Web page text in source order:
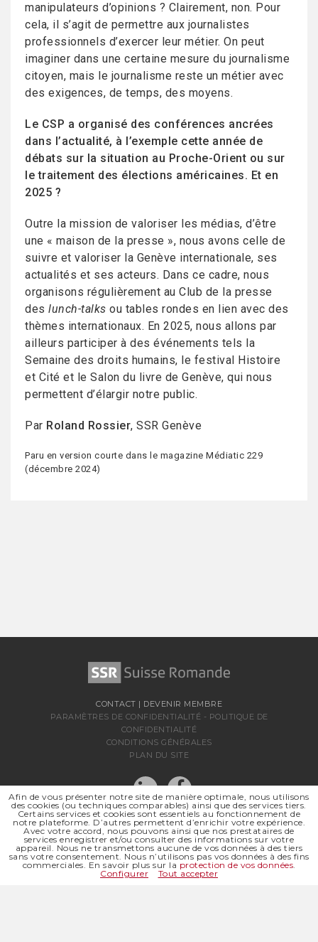
manipulateurs d’opinions ? Clairement, non. Pour
cela, il s’agit de permettre aux journalistes
professionnels d’exercer leur métier. On peut
imaginer dans une certaine mesure du journalisme
citoyen, mais le journalisme reste un métier avec
des exigences, de temps, des moyens.
Le CSP a organisé des conférences ancrées
dans l’actualité, à l’exemple cette année de
débats sur la situation au Proche-Orient ou sur
le traitement des élections américaines. Et en
2025 ?
Outre la mission de valoriser les médias, d’être
une « maison de la presse », nous avons celle de
suivre et valoriser la Genève internationale, ses
actualités et ses acteurs. Dans ce cadre, nous
organisons régulièrement au Club de la presse
des lunch-talks ou tables rondes en lien avec des
thèmes internationaux. En 2025, nous allons par
ailleurs participer à des événements tels la
Semaine des droits humains, le festival Histoire
et Cité et le Salon du livre de Genève, qui nous
permettent d’élargir notre public.
Par Roland Rossier, SSR Genève
Paru en version courte dans le magazine Médiatic 229
(décembre 2024)
CONTACT | DEVENIR MEMBRE
PARAMÈTRES DE CONFIDENTIALITÉ - POLITIQUE DE
CONFIDENTIALITÉ
CONDITIONS GÉNÉRALES
PLAN DU SITE
SSR SUISSE ROMANDE
SOCIÉTÉ RÉGIONALE DE
Afin de vous présenter notre site de manière optimale, nous utilisons
des cookies (ou techniques comparables) ainsi que des services tiers.
Certains services et cookies sont essentiels au fonctionnement de
notre plateforme. D’autres permettent d’enrichir votre expérience.
Avec votre accord, nous pouvons ainsi que nos prestataires de
services enregistrer et/ou consulter des informations sur votre
appareil. Nous ne transmettons aucune de vos données à des tiers
sans votre consentement. Nous n’utilisons pas vos données à des fins
commerciales. En savoir plus sur la protection de vos données.
Configurer
Tout accepter